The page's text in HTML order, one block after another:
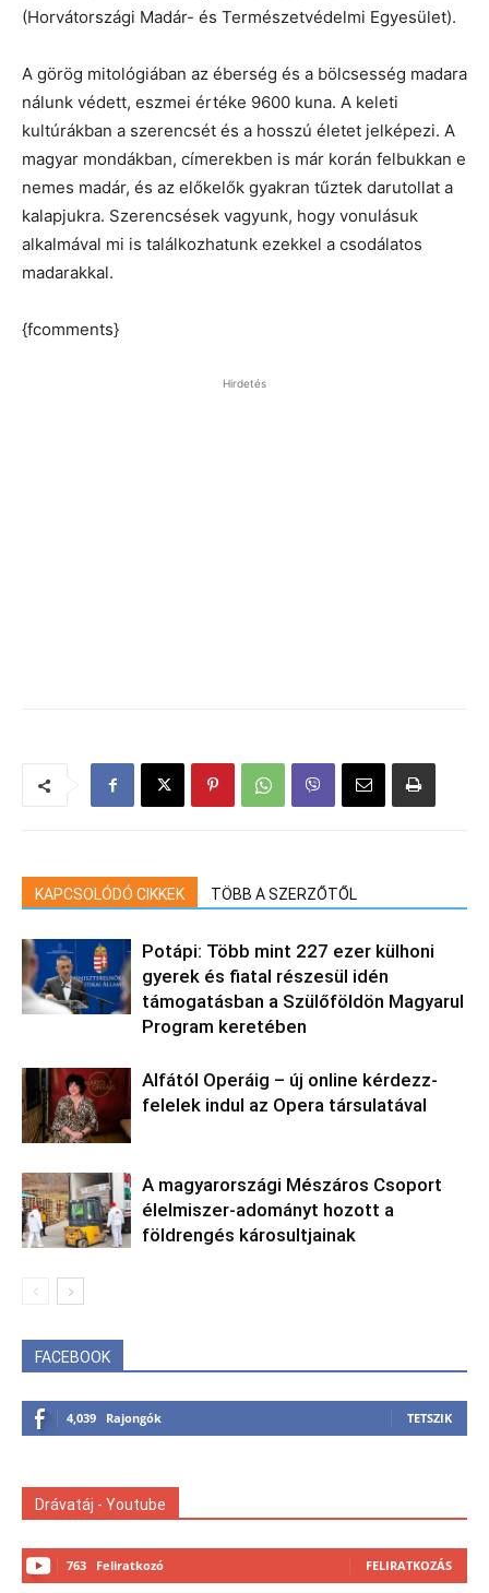
(Horvátországi Madár- és Természetvédelmi Egyesület).
A görög mitológiában az éberség és a bölcsesség madara
nálunk védett, eszmei értéke 9600 kuna. A keleti
kultúrákban a szerencsét és a hosszú életet jelképezi. A
magyar mondákban, címerekben is már korán felbukkan e
nemes madár, és az előkelők gyakran tűztek darutollat a
kalapjukra. Szerencsések vagyunk, hogy vonulásuk
alkalmával mi is találkozhatunk ezekkel a csodálatos
madarakkal.
{fcomments}
Hirdetés
KAPCSOLÓDÓ CIKKEK TÖBB A SZERZŐTŐL
Potápi: Több mint 227 ezer külhoni
gyerek és fiatal részesül idén
támogatásban a Szülőföldön Magyarul
Program keretében
Alfától Operáig – új online kérdezz-
felelek indul az Opera társulatával
A magyarországi Mészáros Csoport
élelmiszer-adományt hozott a
földrengés károsultjainak
FACEBOOK
4,039 Rajongók TETSZIK
Drávatáj - Youtube
763 Feliratkozó FELIRATKOZÁS